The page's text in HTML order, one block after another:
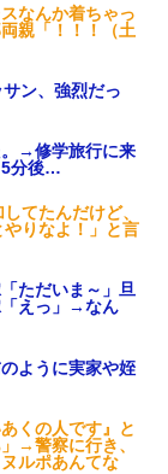
なんか着ちゃっ
親「！！！（土
ン、強烈だっ
。→修学旅行に来
5分後…
てたんだけど、
りなよ！」と言
ただいま～」旦
えっ」→なん
ように実家や姪
くの人です』と
→警察に行き、
ヌルポあんてな